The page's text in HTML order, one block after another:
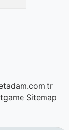
Sitemap